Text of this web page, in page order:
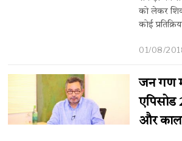
को लेकर
कोई
01/08/
जन गण
एपिसोड
और